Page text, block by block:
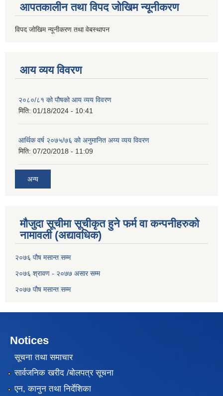
आपतकालीन तथा विपद जोखिम न्यूनीकरण
विपद जोखिम न्यूनीकरण तथा वेबस्थापन
आय व्यय विवरण
२०८०/८१ को पौषको आय व्यय विवरण
मिति: 01/18/2024 - 10:41
आर्थिक वर्ष २०७५/७६ को अनुमानित अय्य व्यय विवरण
मिति: 07/20/2018 - 11:09
अन्य
मौजुदा सूचीमा सूचीकृत हुने फर्म वा कन्पनीहरुको
नामावली (अद्यावधिक)
२०७६ पौष मसान्त सम्म
२०७६ श्रावण - २०७७ असार सम्म
२०७७ पौष मसान्त सम्म
Notices
सूचना तथा समाचार
सार्वजनिक खरीद /बोलपत्र सूचना
एन, कानुन तथा निर्देशिका